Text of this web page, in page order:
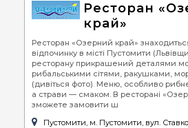
Ресторан
край»
Ресторан «Озерний край»
відпочинку в місті Пустомити
ресторану прикрашений деталями
рибальськими сітями, ракушками,
(дивіться фото). Меню, особливо
а страви — смаком. В ресторані
зможете замовити ш
Пустомити, м. Пустомити, вул.